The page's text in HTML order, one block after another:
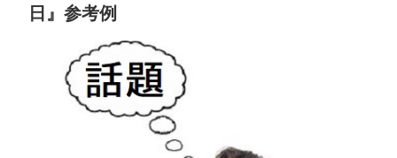
日』参考例